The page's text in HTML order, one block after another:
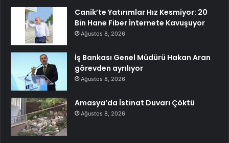
Canik’te Yatırımlar Hız Kesmiyor: 20
Bin Hane Fiber İnternete Kavuşuyor
Ağustos 8, 2026
İş Bankası Genel Müdürü Hakan Aran
görevden ayrılıyor
Ağustos 8, 2026
Amasya’da İstinat Duvarı Çöktü
Ağustos 8, 2026